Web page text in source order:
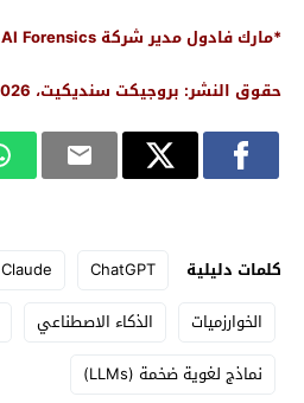
*مارك فادول مدير شركة AI Forensics ومؤسسها الـمُشارِك.
حقوق النشر: بروجيكت سنديكيت، 2026.
كلمات دليلية ChatGPT
Claude
الخوارزميات
الذكاء الاصطناعي
نماذج لغوية ضخمة (LLMs)